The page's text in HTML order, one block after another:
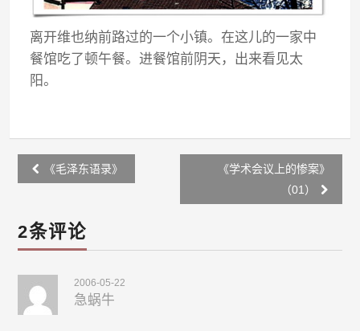
离开维也纳前路过的一个小镇。在这儿的一家中
餐馆吃了顿午餐。进餐馆前阴天，出来看见太
阳。
Post
navigation
《毛泽东语录》
《学术会议上的惨案》
（01）
2条评论
2006-05-22
急蜗牛